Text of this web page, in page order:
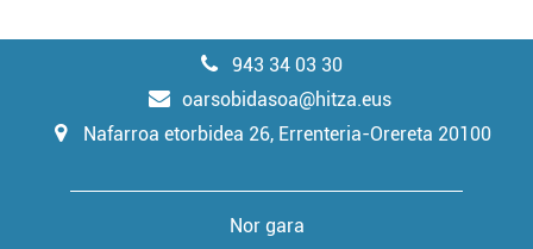
943 34 03 30
oarsobidasoa@hitza.eus
Nafarroa etorbidea 26, Errenteria-Orereta 20100
Nor gara